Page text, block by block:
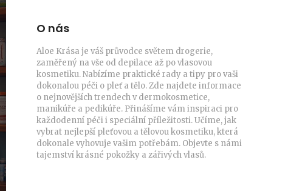
O nás
Aloe Krása je váš průvodce světem drogerie,
zaměřený na vše od depilace až po vlasovou
kosmetiku. Nabízíme praktické rady a tipy pro vaši
dokonalou péči o pleť a tělo. Zde najdete informace
o nejnovějších trendech v dermokosmetice,
manikúře a pedikúře. Přinášíme vám inspiraci pro
každodenní péči i speciální příležitosti. Učíme, jak
vybrat nejlepší pleťovou a tělovou kosmetiku, která
dokonale vyhovuje vašim potřebám. Objevte s námi
tajemství krásné pokožky a zářivých vlasů.